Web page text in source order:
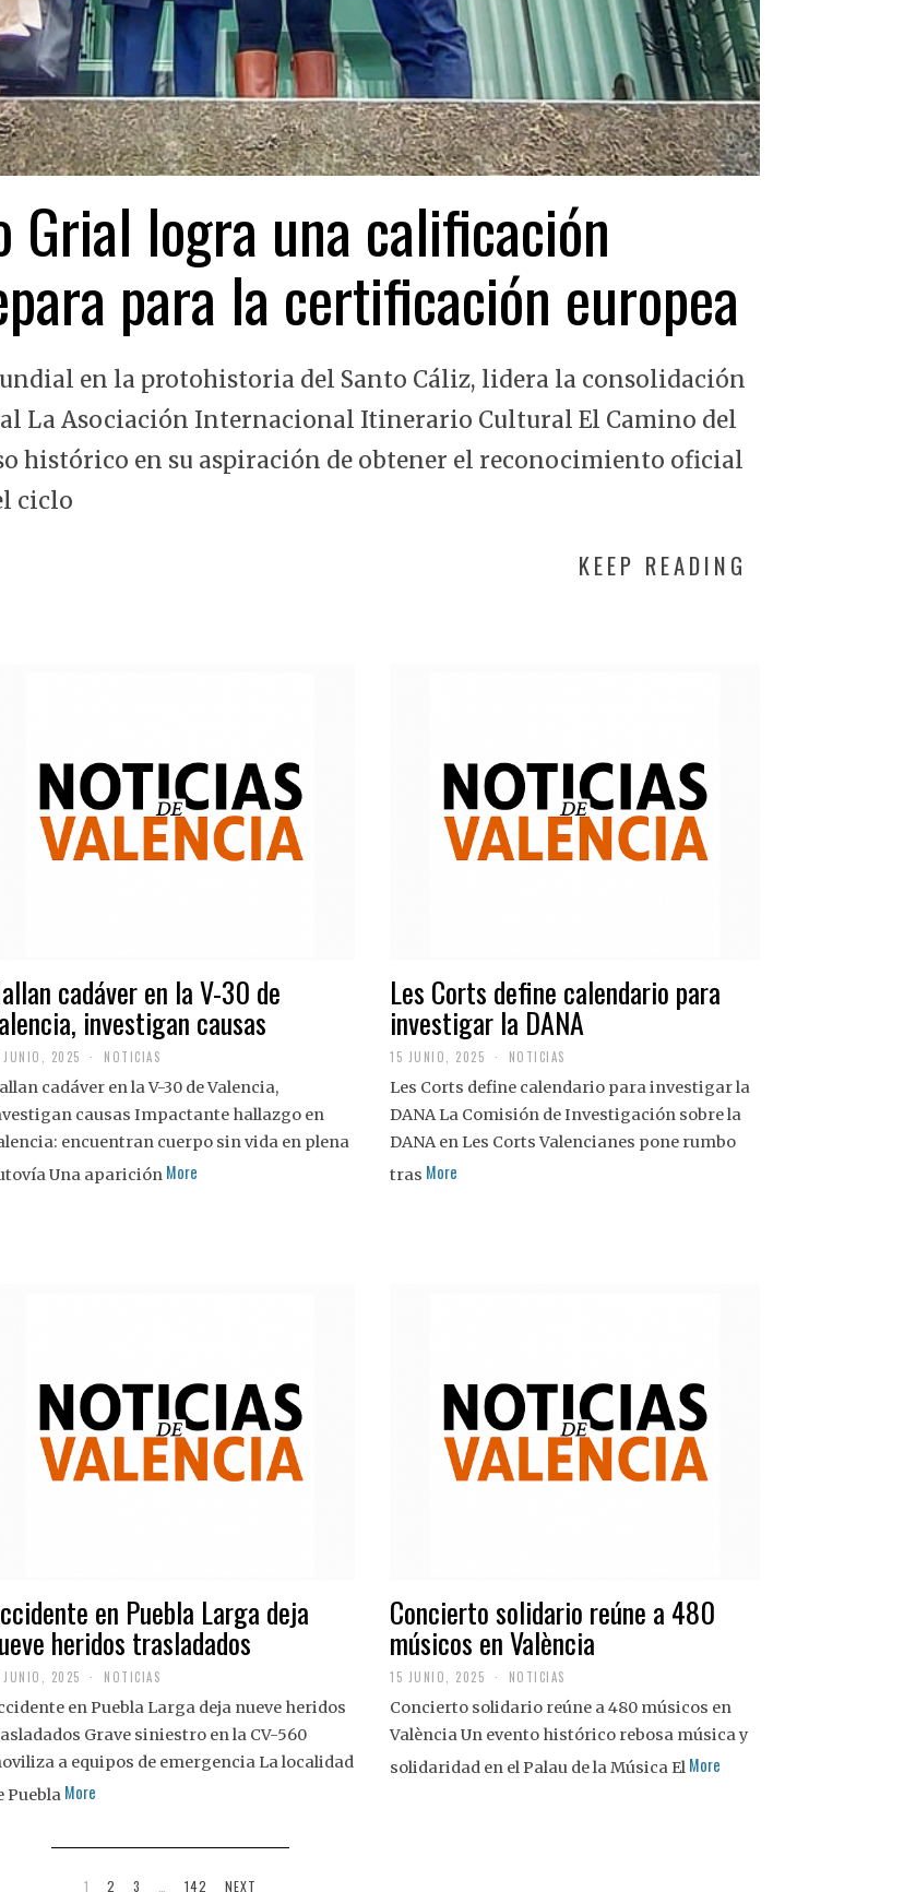
Grial logra una calificación
para la certificación europea
en la protohistoria del Santo Cáliz, lidera la consolidación
La Asociación Internacional Itinerario Cultural El Camino del
histórico en su aspiración de obtener el reconocimiento oficial
ciclo
KEEP READING
cadáver en la V-30 de
investigan causas
JUNIO, 2025 NOTICIAS
cadáver en la V-30 de Valencia,
causas Impactante hallazgo en
encuentran cuerpo sin vida en plena
Una aparición More
Les Corts define calendario para
investigar la DANA
15 JUNIO, 2025 NOTICIAS
Les Corts define calendario para investigar la
DANA La Comisión de Investigación sobre la
DANA en Les Corts Valencianes pone rumbo
tras More
en Puebla Larga deja
heridos trasladados
JUNIO, 2025 NOTICIAS
en Puebla Larga deja nueve heridos
Grave siniestro en la CV-560
a equipos de emergencia La localidad
Puebla More
Concierto solidario reúne a 480
músicos en València
15 JUNIO, 2025 NOTICIAS
Concierto solidario reúne a 480 músicos en
València Un evento histórico rebosa música y
solidaridad en el Palau de la Música El More
1 2 3 … 142 NEXT